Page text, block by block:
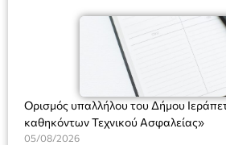
(Ν. 5314/2026).»
Ορισμός υπαλλήλου του Δήμου
καθηκόντων Τεχνικού Ασφαλείας»
05/08/2026